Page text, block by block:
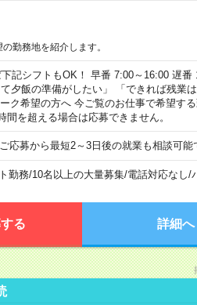
勤務地を紹介します。
記シフトもOK！ 早番 7:00～16:00 遅番
夕飯の準備がしたい」 「できれば残業は
希望の方へ 今ご覧のお仕事で希望する
を超える場合は応募できません。
募から最短2～3日後の就業も相談可能
勤務/10名以上の大量募集/電話対応なし/
る 詳細へ